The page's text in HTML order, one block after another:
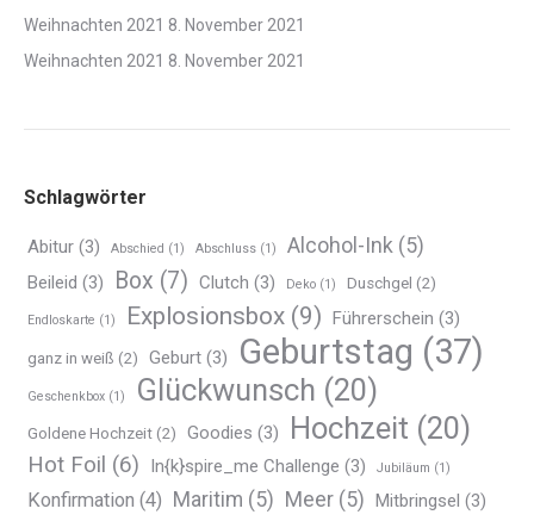
Weihnachten 2021 8. November 2021
Weihnachten 2021 8. November 2021
Schlagwörter
Abitur (3) Abschied (1) Abschluss (1) Alcohol-Ink (5)
Beileid (3) Box (7) Clutch (3) Deko (1) Duschgel (2)
Endloskarte (1) Explosionsbox (9) Führerschein (3)
ganz in weiß (2) Geburt (3) Geburtstag (37)
Geschenkbox (1) Glückwunsch (20)
Goldene Hochzeit (2) Goodies (3) Hochzeit (20)
Hot Foil (6) In{k}spire_me Challenge (3) Jubiläum (1)
Konfirmation (4) Maritim (5) Meer (5) Mitbringsel (3)